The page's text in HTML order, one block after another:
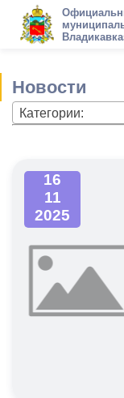
Новости
Категории:
16
11
2025